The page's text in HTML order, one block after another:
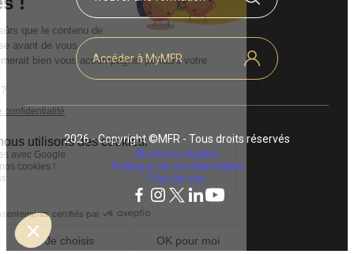
Accéder à MyMFR
2026 - Copyright ©MFR - Tous droits réservés
Mentions légales
Politique de confidentialité
Plan de site